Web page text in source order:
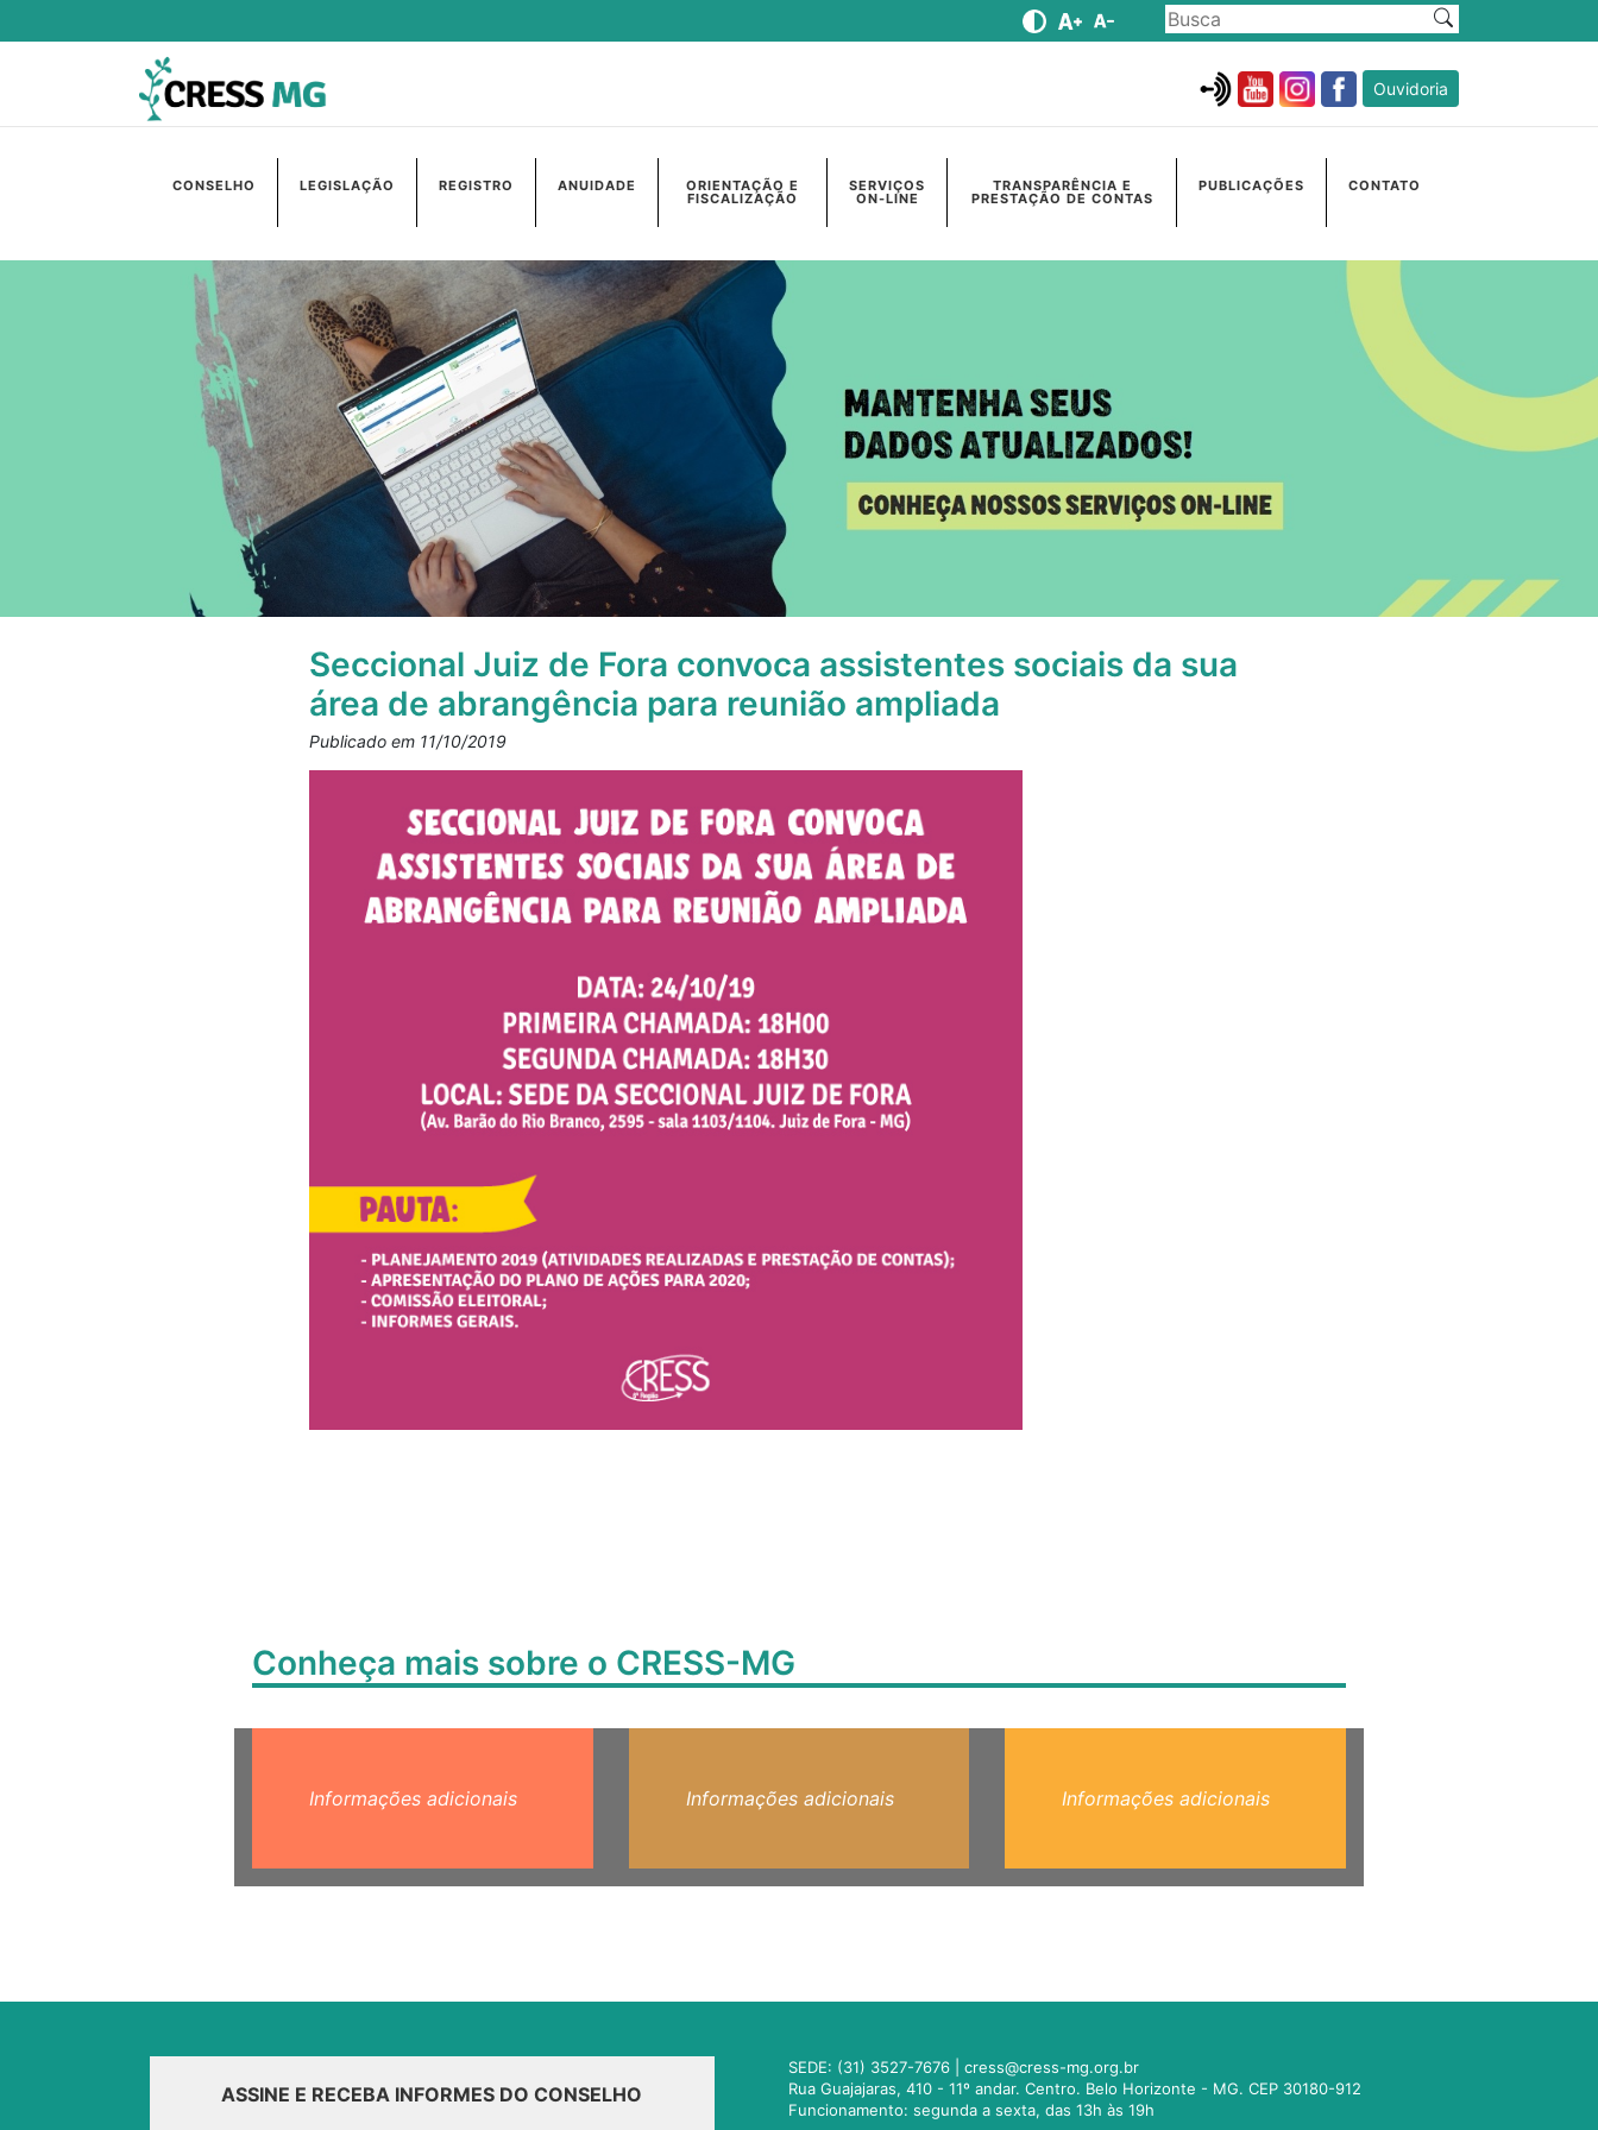
Ouvidoria
CONSELHO LEGISLAÇÃO REGISTRO ANUIDADE ORIENTAÇÃO E
FISCALIZAÇÃO
SERVIÇOS
ON-LINE
TRANSPARÊNCIA E
PRESTAÇÃO DE CONTAS
PUBLICAÇÕES CONTATO
Seccional Juiz de Fora convoca assistentes sociais da sua
área de abrangência para reunião ampliada
Publicado em 11/10/2019
Conheça mais sobre o CRESS-MG
Informações adicionais Informações adicionais Informações adicionais
ASSINE E RECEBA INFORMES DO CONSELHO
SEDE: (31) 3527-7676 |cress@cress-mg.org.br
Rua Guajajaras, 410 - 11º andar. Centro. Belo Horizonte - MG. CEP 30180-912
Funcionamento: segunda a sexta, das 13h às 19h